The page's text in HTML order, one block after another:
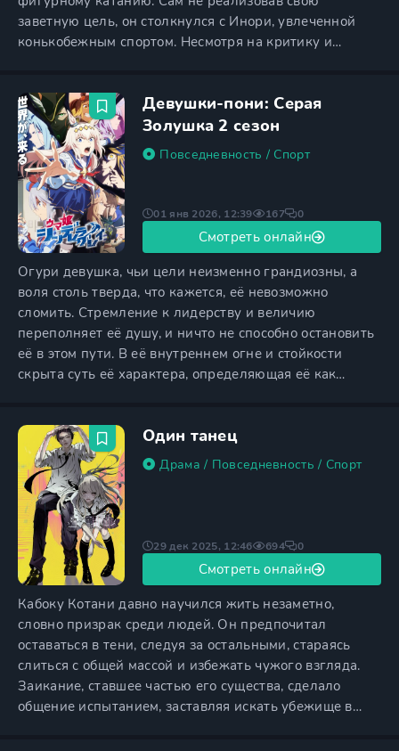
заветную цель, он столкнулся с Инори, увлеченной
конькобежным спортом. Несмотря на критику и
вернула Цукасе память о себе прошлом, и теперь он
настаивал, чтобы ей суждено осуществить свою мечту.
Так Цукаса стал
Девушки-пони: Серая
Золушка 2 сезон
Повседневность / Спорт
Огури девушка, чьи цели неизменно грандиозны, а
воля столь тверда, что кажется, её невозможно
сломить. Стремление к лидерству и величию
переполняет её душу, и ничто не способно остановить
её в этом пути. В её внутреннем огне и стойкости
скрыта суть её характера, определяющая её как
сверстников, а впереди её ждёт дорога, ведущая к
статусу легенды, символизирующей независимость и
мощь, способную
01 янв 2026, 12:39 167 0
Смотреть онлайн
Один танец
Драма / Повседневность / Спорт
Кабоку Котани давно научился жить незаметно,
словно призрак среди людей. Он предпочитал
оставаться в тени, следуя за остальными, стараясь
слиться с общей массой и избежать чужого взгляда.
Заикание, ставшее частью его существа, сделало
общение испытанием, заставляя искать убежище в
29 дек 2025, 12:46 694 0
Смотреть онлайн